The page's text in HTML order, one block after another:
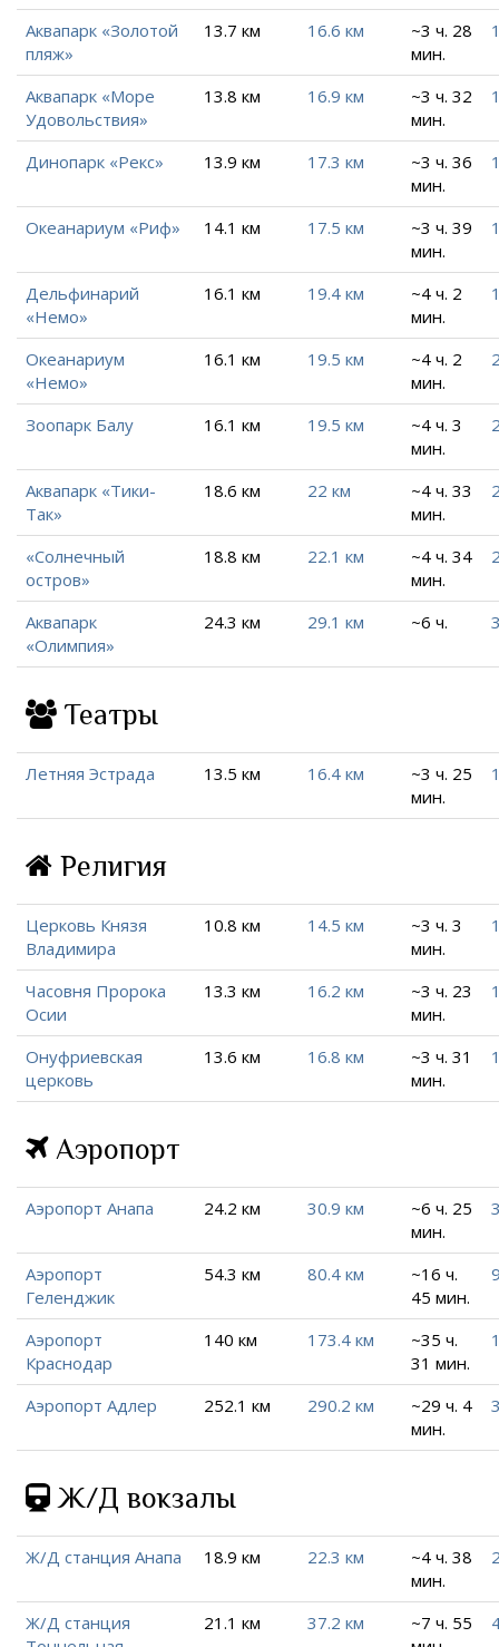
Аквапарк «Золотой
пляж»
13.7 км 16.6 км
~3 ч. 28
мин.
Аквапарк «Море
Удовольствия»
13.8 км 16.9 км
~3 ч. 32
мин.
Динопарк «Рекс» 13.9 км 17.3 км
~3 ч. 36
мин.
Океанариум «Риф» 14.1 км 17.5 км
~3 ч. 39
мин.
Дельфинарий
«Немо»
16.1 км 19.4 км
~4 ч. 2
мин.
Океанариум
«Немо»
16.1 км 19.5 км
~4 ч. 2
мин.
Зоопарк Балу 16.1 км 19.5 км
~4 ч. 3
мин.
Аквапарк «Тики-
Так»
18.6 км 22 км
~4 ч. 33
мин.
«Солнечный
остров»
18.8 км 22.1 км
~4 ч. 34
мин.
Аквапарк
«Олимпия»
24.3 км 29.1 км ~6 ч.
Театры
Летняя Эстрада 13.5 км 16.4 км
~3 ч. 25
мин.
Религия
Церковь Князя
Владимира
10.8 км 14.5 км
~3 ч. 3
мин.
Часовня Пророка
Осии
13.3 км 16.2 км
~3 ч. 23
мин.
Онуфриевская
церковь
13.6 км 16.8 км
~3 ч. 31
мин.
Аэропорт
Аэропорт Анапа 24.2 км 30.9 км
~6 ч. 25
мин.
Аэропорт
Геленджик
54.3 км 80.4 км
~16 ч.
45 мин.
Аэропорт
Краснодар
140 км 173.4 км
~35 ч.
31 мин.
Аэропорт Адлер 252.1 км 290.2 км
~29 ч. 4
мин.
Ж/Д вокзалы
Ж/Д станция Анапа 18.9 км 22.3 км
~4 ч. 38
мин.
Ж/Д станция
21.1 км 37.2 км
~7 ч. 55